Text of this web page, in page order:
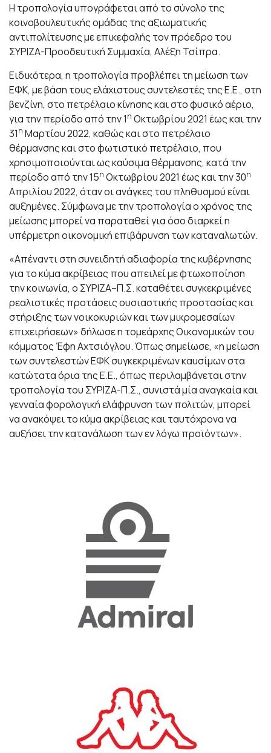
Η τροπολογία υπογράφεται από το σύνολο της
κοινοβουλευτικής ομάδας της αξιωματικής
αντιπολίτευσης με επικεφαλής τον πρόεδρο του
ΣΥΡΙΖΑ-Προοδευτική Συμμαχία, Αλέξη Τσίπρα.
Ειδικότερα, η τροπολογία προβλέπει τη μείωση των
ΕΦΚ, με βάση τους ελάχιστους συντελεστές της Ε.Ε., στη
βενζίνη, στο πετρέλαιο κίνησης και στο φυσικό αέριο,
για την περίοδο από την 1η Οκτωβρίου 2021 έως και την
31η Μαρτίου 2022, καθώς και στο πετρέλαιο
θέρμανσης και στο φωτιστικό πετρέλαιο, που
χρησιμοποιούνται ως καύσιμα θέρμανσης, κατά την
περίοδο από την 15η Οκτωβρίου 2021 έως και την 30η
Απριλίου 2022, όταν οι ανάγκες του πληθυσμού είναι
αυξημένες. Σύμφωνα με την τροπολογία ο χρόνος της
μείωσης μπορεί να παραταθεί για όσο διαρκεί η
υπέρμετρη οικονομική επιβάρυνση των καταναλωτών.
«Απέναντι στη συνειδητή αδιαφορία της κυβέρνησης
για το κύμα ακρίβειας που απειλεί με φτωχοποίηση
την κοινωνία, ο ΣΥΡΙΖΑ–Π.Σ. καταθέτει συγκεκριμένες
ρεαλιστικές προτάσεις ουσιαστικής προστασίας και
στήριξης των νοικοκυριών και των μικρομεσαίων
επιχειρήσεων» δήλωσε η τομεάρχης Οικονομικών του
κόμματος Έφη Αχτσιόγλου. Όπως σημείωσε, «η μείωση
των συντελεστών ΕΦΚ συγκεκριμένων καυσίμων στα
κατώτατα όρια της Ε.Ε., όπως περιλαμβάνεται στην
τροπολογία του ΣΥΡΙΖΑ-Π.Σ., συνιστά μία αναγκαία και
γενναία φορολογική ελάφρυνση των πολιτών, μπορεί
να ανακόψει το κύμα ακρίβειας και ταυτόχρονα να
αυξήσει την κατανάλωση των εν λόγω προϊόντων».